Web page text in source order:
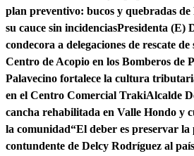
plan preventivo: bucos y quebradas de
su cauce sin incidenciasPresidenta (E)
condecora a delegaciones de rescate de
Centro de Acopio en los Bomberos de
Palavecino fortalece la cultura
en el Centro Comercial TrakiAlcalde
cancha rehabilitada en Valle Hondo y
la comunidad“El deber es preservar la
contundente de Delcy Rodríguez al país